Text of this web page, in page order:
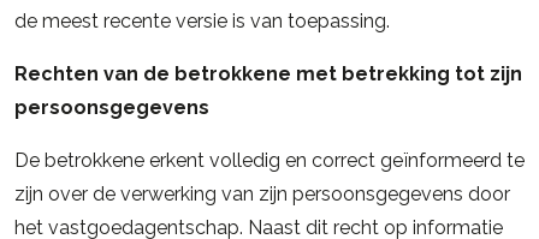
de meest recente versie is van toepassing.
Rechten van de betrokkene met betrekking tot zijn
persoonsgegevens
De betrokkene erkent volledig en correct geïnformeerd te
zijn over de verwerking van zijn persoonsgegevens door
het vastgoedagentschap. Naast dit recht op informatie